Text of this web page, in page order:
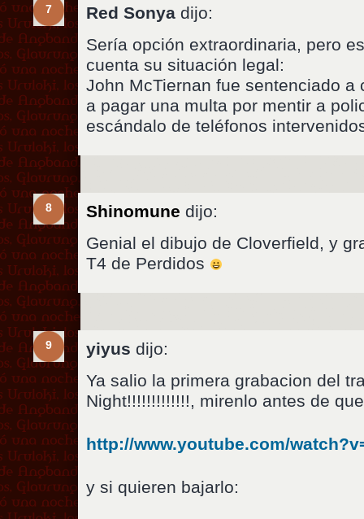
7 Red Sonya dijo:
Sería opción extraordinaria, pero
cuenta su situación legal:
John McTiernan fue sentenciado a
a pagar una multa por mentir a
escándalo de teléfonos
8 Shinomune dijo:
Genial el dibujo de Cloverfield, y
T4 de Perdidos
9 yiyus dijo:
Ya salio la primera grabacion del
Night!!!!!!!!!!!!!, mirenlo antes de
http://www.youtube.com/
y si quieren bajarlo: